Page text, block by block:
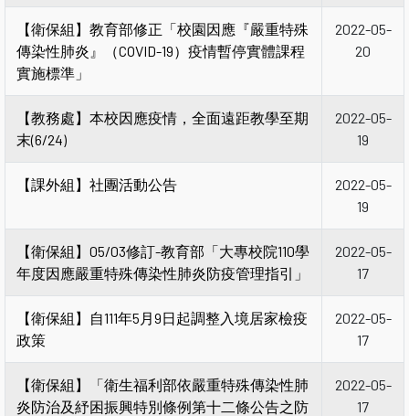
【衛保組】教育部修正「校園因應『嚴重特殊
傳染性肺炎』（COVID-19）疫情暫停實體課程
實施標準」
2022-05-
20
【教務處】本校因應疫情，全面遠距教學至期
末(6/24)
2022-05-
19
【課外組】社團活動公告
2022-05-
19
【衛保組】05/03修訂-教育部「大專校院110學
年度因應嚴重特殊傳染性肺炎防疫管理指引」
2022-05-
17
【衛保組】自111年5月9日起調整入境居家檢疫
政策
2022-05-
17
【衛保組】「衛生福利部依嚴重特殊傳染性肺
炎防治及紓困振興特別條例第十二條公告之防
2022-05-
17